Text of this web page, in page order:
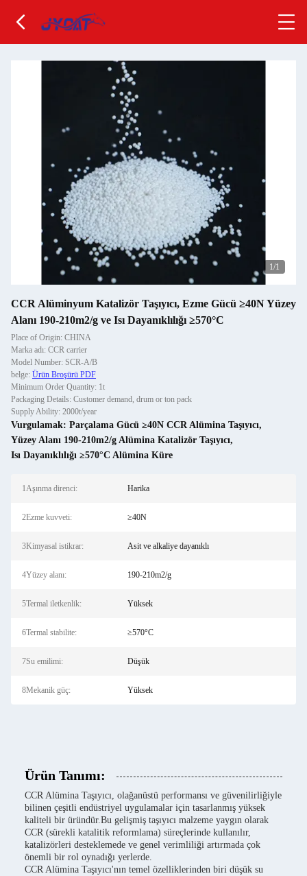
1/1
CCR Alüminyum Katalizör Taşıyıcı, Ezme Gücü ≥40N Yüzey
Alanı 190-210m2/g ve Isı Dayanıklılığı ≥570°C
Place of Origin: CHINA
Marka adı: CCR carrier
Model Number: SCR-A/B
belge: Ürün Broşürü PDF
Minimum Order Quantity: 1t
Packaging Details: Customer demand, drum or ton pack
Supply Ability: 2000t/year
Vurgulamak: Parçalama Gücü ≥40N CCR Alümina Taşıyıcı,
Yüzey Alanı 190-210m2/g Alümina Katalizör Taşıyıcı,
Isı Dayanıklılığı ≥570°C Alümina Küre
1Aşınma direnci: Harika
2Ezme kuvveti: ≥40N
3Kimyasal istikrar: Asit ve alkaliye dayanıklı
4Yüzey alanı: 190-210m2/g
5Termal iletkenlik: Yüksek
6Termal stabilite: ≥570°C
7Su emilimi: Düşük
8Mekanik güç: Yüksek
Ürün Tanımı:
CCR Alümina Taşıyıcı, olağanüstü performansı ve güvenilirliğiyle
bilinen çeşitli endüstriyel uygulamalar için tasarlanmış yüksek
kaliteli bir üründür.Bu gelişmiş taşıyıcı malzeme yaygın olarak
CCR (sürekli katalitik reformlama) süreçlerinde kullanılır,
katalizörleri desteklemede ve genel verimliliği artırmada çok
önemli bir rol oynadığı yerlerde.
CCR Alümina Taşıyıcı'nın temel özelliklerinden biri düşük su